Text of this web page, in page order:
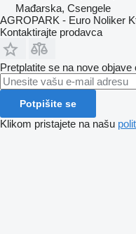
Mađarska, Csengele
AGROPARK - Euro Noliker
Kontaktirajte prodavca
Pretplatite se na nove
Potpišite se
Klikom pristajete na našu